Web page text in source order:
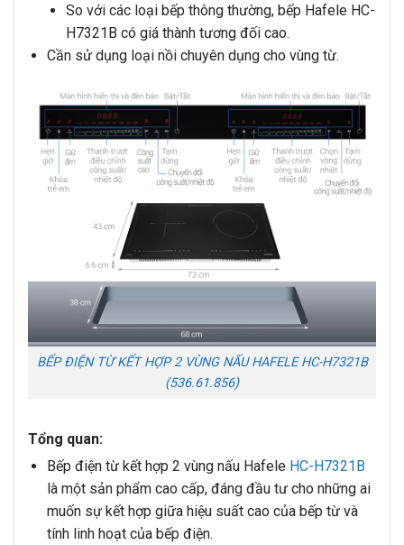
So với các loại bếp thông thường, bếp Hafele HC-
H7321B có giá thành tương đối cao.
Cần sử dụng loại nồi chuyên dụng cho vùng từ.
BẾP ĐIỆN TỪ KẾT HỢP 2 VÙNG NẤU HAFELE HC-H7321B
(536.61.856)
Tổng quan:
Bếp điện từ kết hợp 2 vùng nấu Hafele HC-H7321B
là một sản phẩm cao cấp, đáng đầu tư cho những ai
muốn sự kết hợp giữa hiệu suất cao của bếp từ và
tính linh hoạt của bếp điện.